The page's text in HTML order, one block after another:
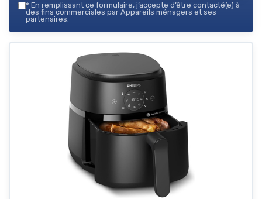
* En remplissant ce formulaire, j’accepte d’être contacté(e) à
des fins commerciales par Appareils ménagers et ses
partenaires.